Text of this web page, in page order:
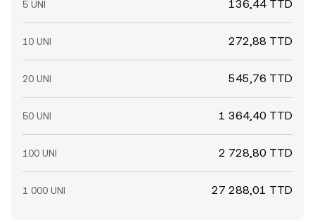
5 UNI 136,44 TTD
10 UNI 272,88 TTD
20 UNI 545,76 TTD
50 UNI 1 364,40 TTD
100 UNI 2 728,80 TTD
1 000 UNI 27 288,01 TTD